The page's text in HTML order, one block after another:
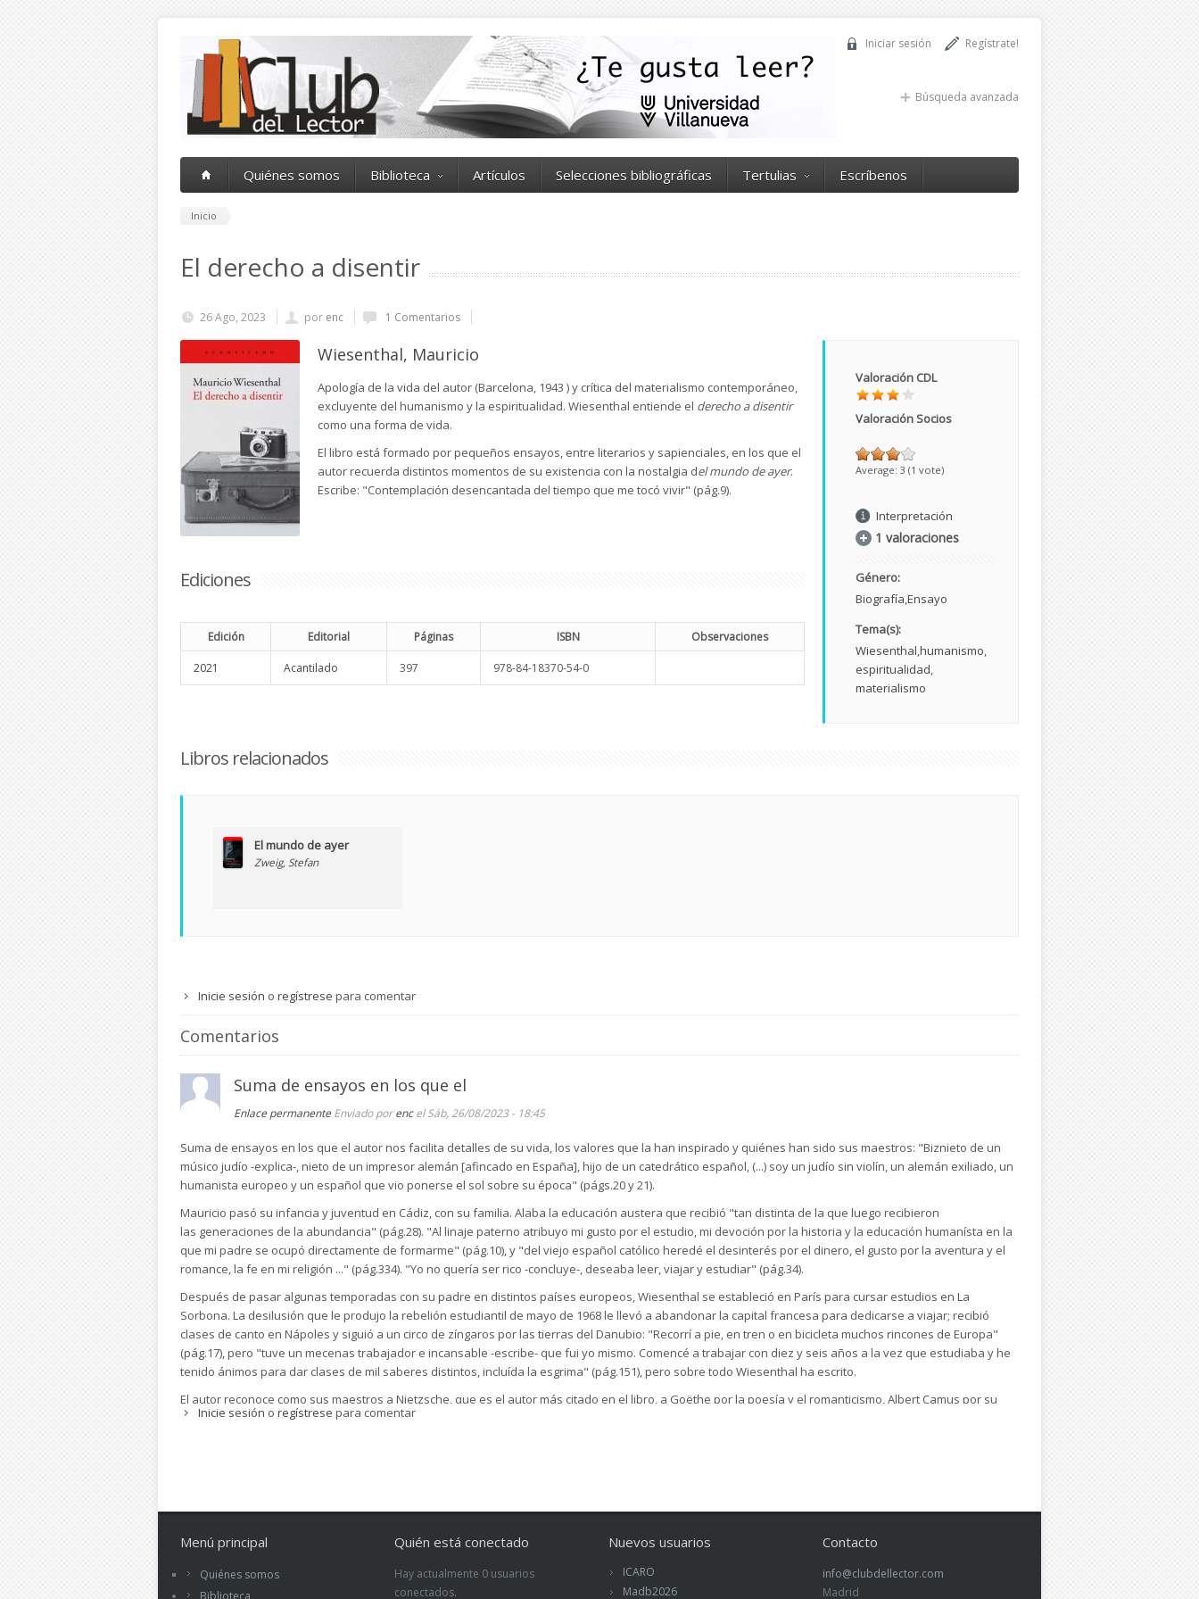
Regístrate!
Iniciar sesión
Búsqueda avanzada
Quiénes somos Biblioteca Artículos Selecciones bibliográficas Tertulias Escríbenos
Inicio
El derecho a disentir
26 Ago, 2023 por enc 1 Comentarios
Wiesenthal, Mauricio
Apología de la vida del autor (Barcelona, 1943 ) y crítica del materialismo contemporáneo,
excluyente del humanismo y la espiritualidad. Wiesenthal entiende el derecho a disentir
como una forma de vida.
El libro está formado por pequeños ensayos, entre literarios y sapienciales, en los que el
autor recuerda distintos momentos de su existencia con la nostalgia del mundo de ayer.
Escribe: "Contemplación desencantada del tiempo que me tocó vivir" (pág.9).
Ediciones
Edición Editorial Páginas ISBN Observaciones
2021 Acantilado 397 978-84-18370-54-0
Valoración CDL
Valoración Socios
Average: 3 (1 vote)
Interpretación
1 valoraciones
Género:
Biografía Ensayo
Tema(s):
Wiesenthal humanismo
espiritualidad
materialismo
Libros relacionados
El mundo de ayer
Zweig, Stefan
Inicie sesión o regístrese para comentar
Comentarios
Suma de ensayos en los que el
Enlace permanente Enviado porencel Sáb, 26/08/2023 - 18:45
Suma de ensayos en los que el autor nos facilita detalles de su vida, los valores que la han inspirado y quiénes han sido sus maestros: "Biznieto de un
músico judío -explica-, nieto de un impresor alemán [afincado en España], hijo de un catedrático español, (...) soy un judío sin violín, un alemán exiliado, un
humanista europeo y un español que vio ponerse el sol sobre su época" (págs.20 y 21).
Mauricio pasó su infancia y juventud en Cádiz, con su familia. Alaba la educación austera que recibió "tan distinta de la que luego recibieron
las generaciones de la abundancia" (pág.28). "Al linaje paterno atribuyo mi gusto por el estudio, mi devoción por la historia y la educación humanísta en la
que mi padre se ocupó directamente de formarme" (pág.10), y "del viejo español católico heredé el desinterés por el dinero, el gusto por la aventura y el
romance, la fe en mi religión ..." (pág.334). "Yo no quería ser rico -concluye-, deseaba leer, viajar y estudiar" (pág.34).
Después de pasar algunas temporadas con su padre en distintos países europeos, Wiesenthal se estableció en París para cursar estudios en La
Sorbona. La desilusión que le produjo la rebelión estudiantil de mayo de 1968 le llevó a abandonar la capital francesa para dedicarse a viajar; recibió
clases de canto en Nápoles y siguió a un circo de zíngaros por las tierras del Danubio: "Recorrí a pie, en tren o en bicicleta muchos rincones de Europa"
(pág.17), pero "tuve un mecenas trabajador e incansable -escribe- que fui yo mismo. Comencé a trabajar con diez y seis años a la vez que estudiaba y he
tenido ánimos para dar clases de mil saberes distintos, incluída la esgrima" (pág.151), pero sobre todo Wiesenthal ha escrito.
El autor reconoce como sus maestros a Nietzsche, que es el autor más citado en el libro, a Goëthe por la poesía y el romanticismo, Albert Camus por su
independencia insobornable, y a Montaine, Pascal y Chateaubriand por su defensa de la educación y la vida del espíritu; por el contrario, dice aborrecer a
afirma- generan legiones de pobres de espíritu, espíritus lastimados sedientos de justicia, de caridad, de belleza y de amor" (pág.73); "la gente solo se
pobreza libre, laboriosa y creadora" (pág.33), "aceptábamos que debíamos soportar carencias antes de conseguir un sueldo y un trabajo para aspirar a
un vivir sencillo" (pág.249).
Inicie sesión o regístrese para comentar
Menú principal
Quiénes somos
Biblioteca
Quién está conectado
Hay actualmente 0 usuarios
conectados.
Nuevos usuarios
ICARO
Madb2026
Contacto
info@clubdellector.com
Madrid